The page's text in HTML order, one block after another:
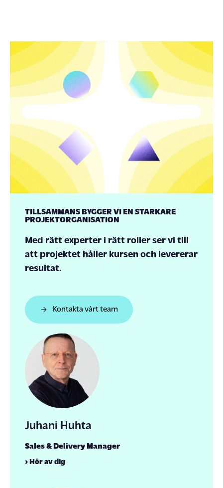
TILLSAMMANS BYGGER VI EN STARKARE
PROJEKTORGANISATION
Med rätt experter i rätt roller ser vi till
att projektet håller kursen och levererar
resultat.
Kontakta vårt team
Juhani Huhta
Sales & Delivery Manager
› Hör av dig